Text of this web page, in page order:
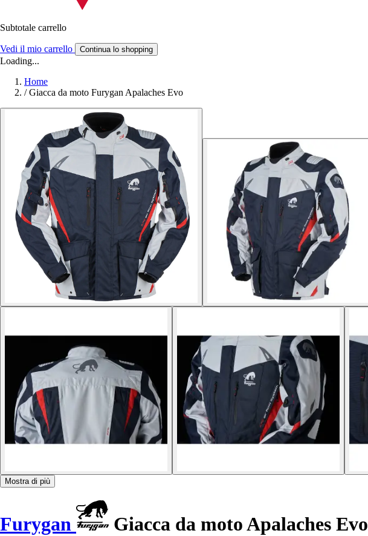
Subtotale carrello
Vedi il mio carrello Continua lo shopping
Loading...
Home
/ Giacca da moto Furygan Apalaches Evo
Mostra di più
Furygan Giacca da moto Apalaches Evo